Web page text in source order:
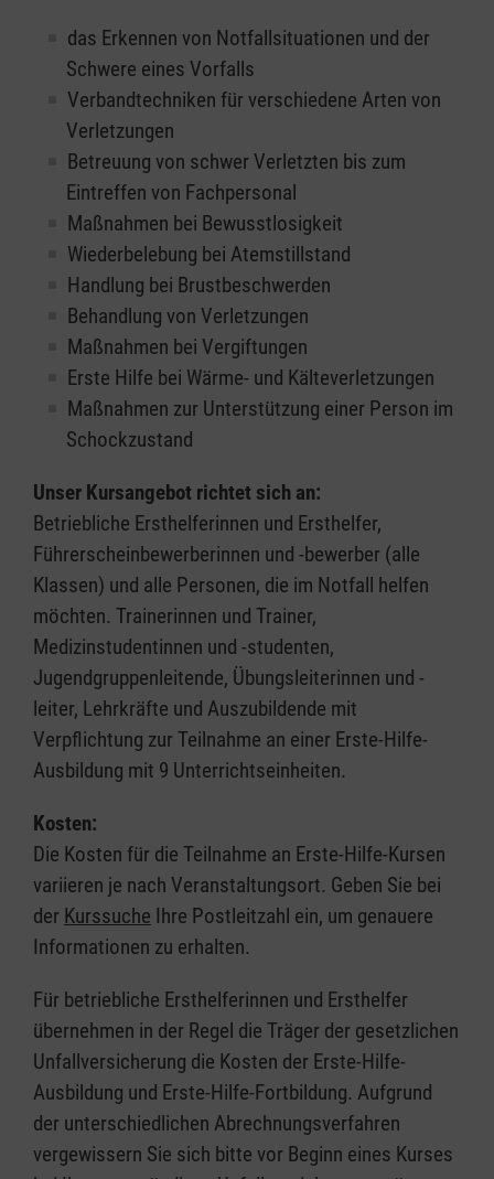
das Erkennen von Notfallsituationen und der
Schwere eines Vorfalls
Verbandtechniken für verschiedene Arten von
Verletzungen
Betreuung von schwer Verletzten bis zum
Eintreffen von Fachpersonal
Maßnahmen bei Bewusstlosigkeit
Wiederbelebung bei Atemstillstand
Handlung bei Brustbeschwerden
Behandlung von Verletzungen
Maßnahmen bei Vergiftungen
Erste Hilfe bei Wärme- und Kälteverletzungen
Maßnahmen zur Unterstützung einer Person im
Schockzustand
Unser Kursangebot richtet sich an:
Betriebliche Ersthelferinnen und Ersthelfer,
Führerscheinbewerberinnen und -bewerber (alle
Klassen) und alle Personen, die im Notfall helfen
möchten. Trainerinnen und Trainer,
Medizinstudentinnen und -studenten,
Jugendgruppenleitende, Übungsleiterinnen und -
leiter, Lehrkräfte und Auszubildende mit
Verpflichtung zur Teilnahme an einer Erste-Hilfe-
Ausbildung mit 9 Unterrichtseinheiten.
Kosten:
Die Kosten für die Teilnahme an Erste-Hilfe-Kursen
variieren je nach Veranstaltungsort. Geben Sie bei
der Kurssuche Ihre Postleitzahl ein, um genauere
Informationen zu erhalten.
Für betriebliche Ersthelferinnen und Ersthelfer
übernehmen in der Regel die Träger der gesetzlichen
Unfallversicherung die Kosten der Erste-Hilfe-
Ausbildung und Erste-Hilfe-Fortbildung. Aufgrund
der unterschiedlichen Abrechnungsverfahren
vergewissern Sie sich bitte vor Beginn eines Kurses